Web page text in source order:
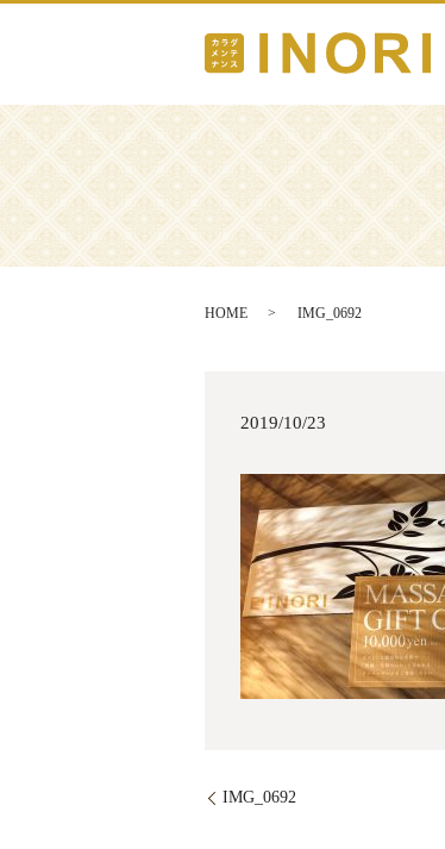
HOME IMG_0692
2019/10/23
IMG_0692